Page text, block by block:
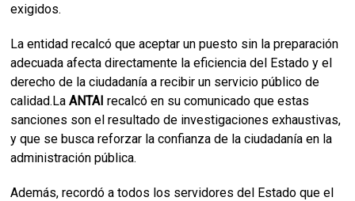
exigidos.
La entidad recalcó que aceptar un puesto sin la preparación
adecuada afecta directamente la eficiencia del Estado y el
derecho de la ciudadanía a recibir un servicio público de
calidad.LaANTAI recalcó en su comunicado que estas
sanciones son el resultado de investigaciones exhaustivas,
y que se busca reforzar la confianza de la ciudadanía en la
administración pública.
Además, recordó a todos los servidores del Estado que el